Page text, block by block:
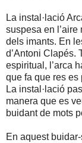
La instal·lació
suspesa en
dels imants. En
d’Antoni Clapés.
espiritual, l’arca
que fa que res es
La instal·lació
manera que es
buidant de mots
En aquest